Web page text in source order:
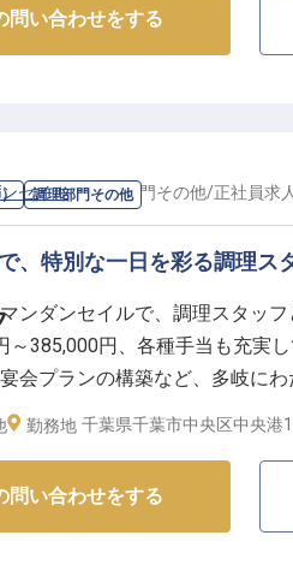
は、お客様が心ゆくまでお寛
す。細やかな点検と丁寧な修
働ける、充実のサポート体制】
ッフ一人ひとりが安心して長
。
ろん、全国の系列ホテル割引
る福利厚生も充実。経験を活
ります。
問い合わせをする
調理部門その他
セイルの調理部門その他/正社員求人
、特別な一日を彩る調理ス
ンダンセイルで、調理スタッ
～385,000円、各種手当も充実
会プランの構築など、多岐に
スマスディナー、結婚式など
活かし、さらに成長したい方を
勤務地 千葉県千葉市中央区中央港
問い合わせをする